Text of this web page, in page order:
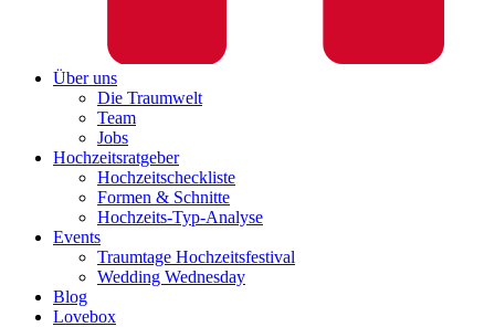
Über uns
Die Traumwelt
Team
Jobs
Hochzeitsratgeber
Hochzeitscheckliste
Formen & Schnitte
Hochzeits-Typ-Analyse
Events
Traumtage Hochzeitsfestival
Wedding Wednesday
Blog
Lovebox